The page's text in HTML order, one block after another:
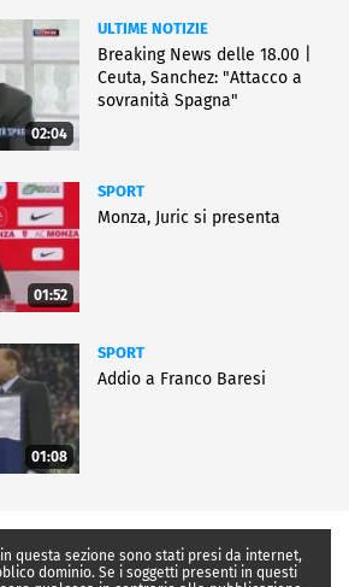
02:04
ULTIME NOTIZIE
Breaking News delle 18.00 |
Ceuta, Sanchez: "Attacco a
sovranità Spagna"
01:52
SPORT
Monza, Juric si presenta
01:08
SPORT
Addio a Franco Baresi
questa sezione sono stati presi da internet,
dominio. Se i soggetti presenti in questi